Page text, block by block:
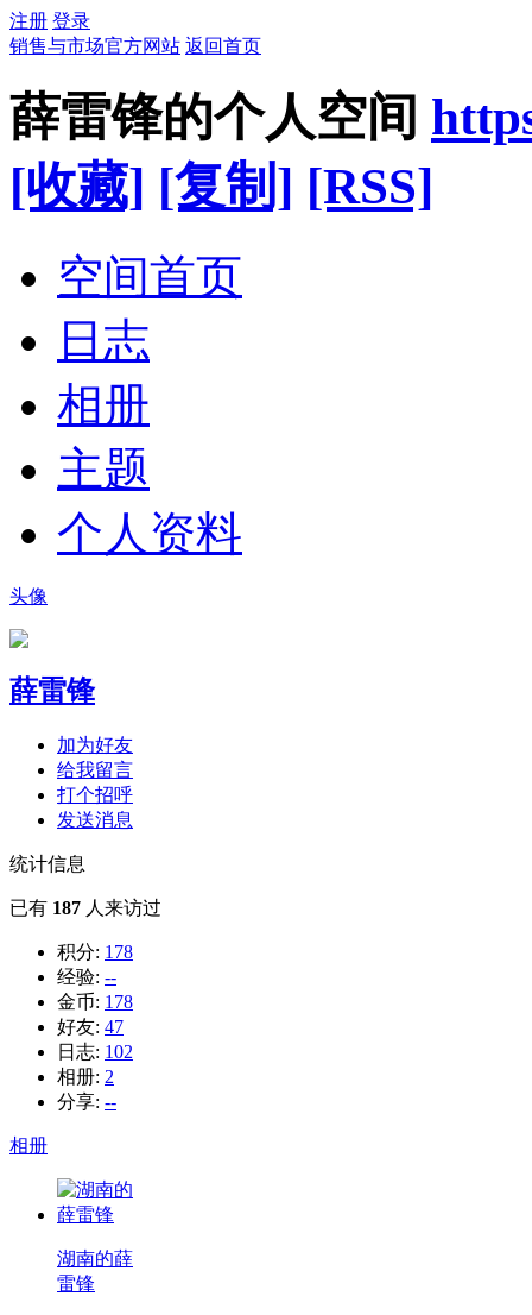
注册 登录
销售与市场官方网站 返回首页
薛雷锋的个人空间
[收藏] [复制] [RSS]
空间首页
日志
相册
主题
个人资料
头像
薛雷锋
加为好友
给我留言
打个招呼
发送消息
统计信息
已有 187 人来访过
积分: 178
经验: --
金币: 178
好友: 47
日志: 102
相册: 2
分享: --
相册
湖南的薛
雷锋